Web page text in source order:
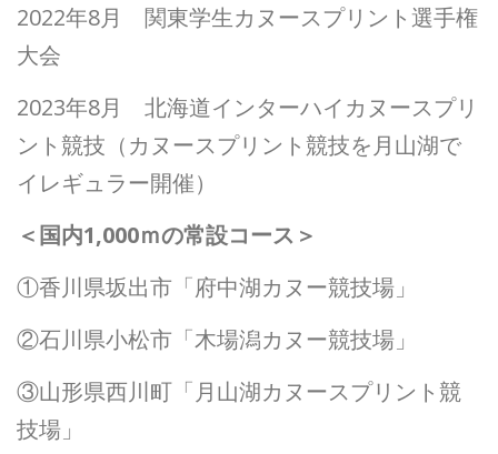
2022年8月 関東学生カヌースプリント選手権
大会
2023年8月 北海道インターハイカヌースプリ
ント競技（カヌースプリント競技を月山湖で
イレギュラー開催）
＜国内1,000ｍの常設コース＞
①香川県坂出市「府中湖カヌー競技場」
②石川県小松市「木場潟カヌー競技場」
③山形県西川町「月山湖カヌースプリント競
技場」